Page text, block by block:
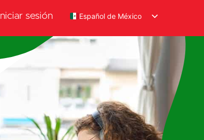
Iniciar sesión Español de México